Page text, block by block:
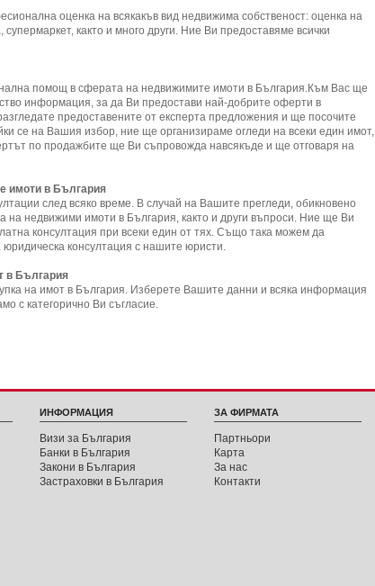
оценка на всякакъв вид недвижима собственост: оценка на
както и много други. Ние Ви предоставяме всички
помощ в сферата на недвижимите имоти в България.Към Вас ще
информация, за да Ви предостави най-добрите оферти в
предоставените от експерта предложения и ще посочите
се на Вашия избор, ние ще организираме огледи на всеки един имот,
по продажбите ще Ви съпровожда навсякъде и ще отговаря на
имоти в България
след всяко време. В случай на Вашите прегледи, обикновено
на недвижими имоти в България, както и други въпроси. Ние ще Ви
консултация при всеки един от тях. Също така можем да
консултация с нашите юристи.
в България
на имот в България. Изберете Вашите данни и всяка информация
с категорично Ви съгласие.
ИНФОРМАЦИЯ
Визи за България
Банки в България
Закони в България
Застраховки в България
ЗА ФИРМАТА
Партньори
Карта
За нас
Контакти